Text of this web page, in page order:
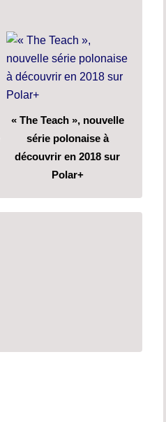
« The Teach », nouvelle
série polonaise à
découvrir en 2018 sur
Polar+